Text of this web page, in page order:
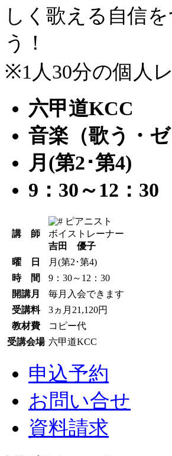
しく歌える自信
う！
※1人30分の個人
六甲道KCC
音楽（歌う・ゼ
月(第2･第4)
9：30～12：30
講 師
ピアニスト
ボイストレーナー
吉田 優子
曜 日
月(第2･第4)
時 間
9：30～12：30
開講月
毎月入会できます
受講料
3ヵ月21,120円
教材費
コピー代
受講会場 六甲道KCC
申込予約
お問い合せ
資料請求